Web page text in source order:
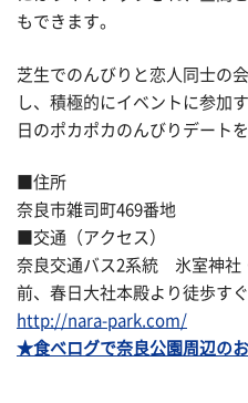
もできます。
芝生でのんびりと恋人同士の
し、積極的にイベントに参加
日のポカポカのんびりデート
■住所
奈良市雑司町469番地
■交通（アクセス）
奈良交通バス2系統 氷室神社
前、春日大社本殿より徒歩すぐ
http://nara-park.com/
★食べログで奈良公園周辺の